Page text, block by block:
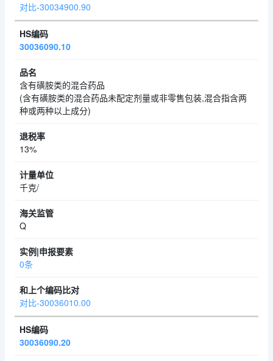
对比-30034900.90
30036090.10
含有磺胺类的混合药品
(含有磺胺类的混合药品未配定剂量或非零售包装,混合指含两
种或两种以上成分)
13%
千克/
Q
0条
对比-30036010.00
30036090.20